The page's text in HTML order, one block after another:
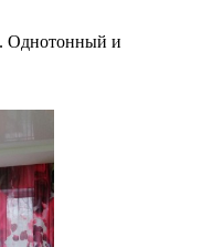
Однотонный и